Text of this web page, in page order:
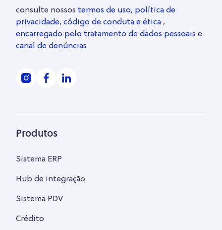
consulte nossos termos de uso, política de
privacidade, código de conduta e ética ,
encarregado pelo tratamento de dados pessoais e
canal de denúncias
Produtos
Sistema ERP
Hub de integração
Sistema PDV
Crédito